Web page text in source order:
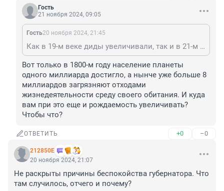
Гость
21 ноября 2024, 09:05
Гость20 ноября 2024, 21:45
Как в 19-м веке диды увеличивали, так и в 21-м будем делать!
Вот только в 1800-м году население планеты
одного миллиарда достигло, а нынче уже больше 8
миллиардов загрязняют отходами
жизнедеятельности среду своего обитания. И куда
вам при это еще и рождаемость увеличивать?
Чтобы что?
ОТВЕТИТЬ +0 –0
212850Е
20 ноября 2024, 21:07
Не раскрыты причины беспокойства губернатора. Что
там случилось, отчего и почему?